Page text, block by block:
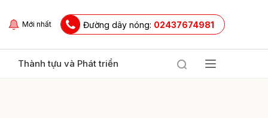
Mới nhất Đường dây nóng: 02437674981
Thành tựu và Phát triển